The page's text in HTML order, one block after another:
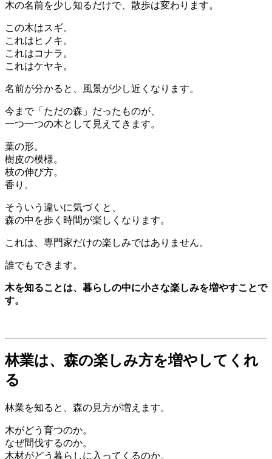
木の名前を少し知るだけで、散歩は変わります。
この木はスギ。
これはヒノキ。
これはコナラ。
これはケヤキ。
名前が分かると、風景が少し近くなります。
今まで「ただの森」だったものが、
一つ一つの木として見えてきます。
葉の形。
樹皮の模様。
枝の伸び方。
香り。
そういう違いに気づくと、
森の中を歩く時間が楽しくなります。
これは、専門家だけの楽しみではありません。
誰でもできます。
木を知ることは、暮らしの中に小さな楽しみを増やすことで
す。
林業は、森の楽しみ方を増やしてくれ
る
林業を知ると、森の見方が増えます。
木がどう育つのか。
なぜ間伐するのか。
木材がどう暮らしに入ってくるのか。